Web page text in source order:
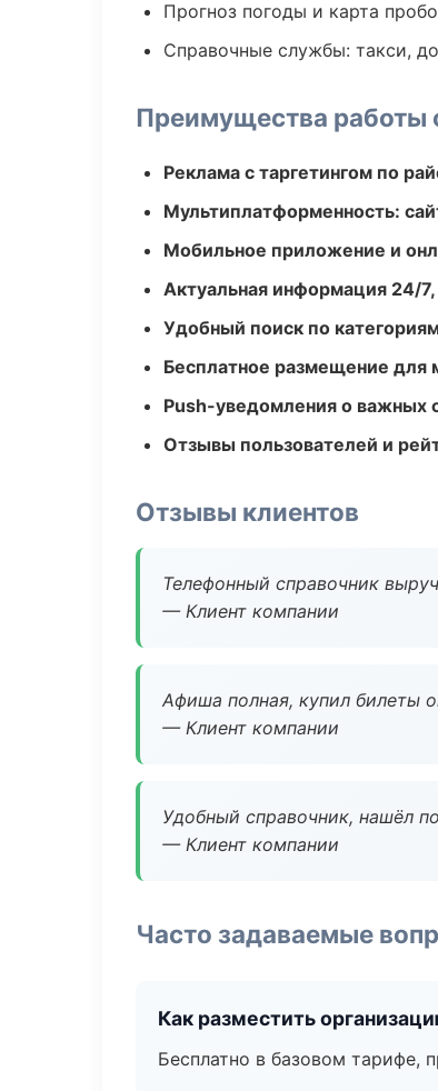
Прогноз погоды и карта
Справочные службы: такси,
Преимущества работы
Реклама с таргетингом по
Мультиплатформенность:
Мобильное приложение и
Актуальная информация 24/
Удобный поиск по
Бесплатное размещение для
Push-уведомления о важных
Отзывы пользователей и
Отзывы клиентов
Телефонный справочник
— Клиент компании
Афиша полная, купил билеты
— Клиент компании
Удобный справочник, нашёл
— Клиент компании
Часто задаваемые
Как разместить
Бесплатно в базовом